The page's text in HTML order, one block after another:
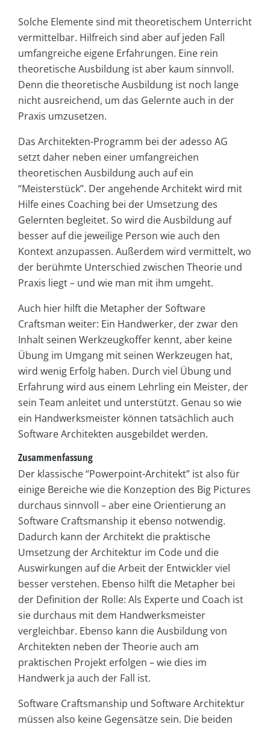
Solche Elemente sind mit theoretischem Unterricht
vermittelbar. Hilfreich sind aber auf jeden Fall
umfangreiche eigene Erfahrungen. Eine rein
theoretische Ausbildung ist aber kaum sinnvoll.
Denn die theoretische Ausbildung ist noch lange
nicht ausreichend, um das Gelernte auch in der
Praxis umzusetzen.
Das Architekten-Programm bei der adesso AG
setzt daher neben einer umfangreichen
theoretischen Ausbildung auch auf ein
“Meisterstück”. Der angehende Architekt wird mit
Hilfe eines Coaching bei der Umsetzung des
Gelernten begleitet. So wird die Ausbildung auf
besser auf die jeweilige Person wie auch den
Kontext anzupassen. Außerdem wird vermittelt, wo
der berühmte Unterschied zwischen Theorie und
Praxis liegt – und wie man mit ihm umgeht.
Auch hier hilft die Metapher der Software
Craftsman weiter: Ein Handwerker, der zwar den
Inhalt seinen Werkzeugkoffer kennt, aber keine
Übung im Umgang mit seinen Werkzeugen hat,
wird wenig Erfolg haben. Durch viel Übung und
Erfahrung wird aus einem Lehrling ein Meister, der
sein Team anleitet und unterstützt. Genau so wie
ein Handwerksmeister können tatsächlich auch
Software Architekten ausgebildet werden.
Zusammenfassung
Der klassische “Powerpoint-Architekt” ist also für
einige Bereiche wie die Konzeption des Big Pictures
durchaus sinnvoll – aber eine Orientierung an
Software Craftsmanship it ebenso notwendig.
Dadurch kann der Architekt die praktische
Umsetzung der Architektur im Code und die
Auswirkungen auf die Arbeit der Entwickler viel
besser verstehen. Ebenso hilft die Metapher bei
der Definition der Rolle: Als Experte und Coach ist
sie durchaus mit dem Handwerksmeister
vergleichbar. Ebenso kann die Ausbildung von
Architekten neben der Theorie auch am
praktischen Projekt erfolgen – wie dies im
Handwerk ja auch der Fall ist.
Software Craftsmanship und Software Architektur
müssen also keine Gegensätze sein. Die beiden